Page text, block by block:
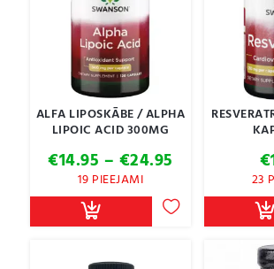
ALFA LIPOSKĀBE / ALPHA
LIPOIC ACID 300MG
€14.95 – €24.95
€14.95
through
€24.95
19 PIEEJAMI
€
23